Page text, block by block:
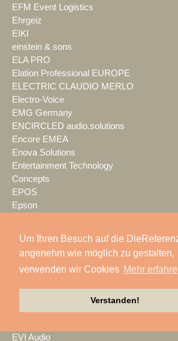
Um Ihren Besuch auf die
angenehm wie möglich zu gestalten,
verwenden wir Cookies Mehr
Verstanden!
EFM Event Logistics
Ehrgeiz
EIKI
einstein & sons
ELA PRO
Elation Professional EUROPE
ELECTRIC CLAUDIO MERLO
Electro-Voice
EMG Germany
ENCIRCLED audio.solutions
Encore EMEA
Enova Solutions
Entertainment Technology
Concepts
EPOS
Epson
Veranstaltungstechnik
event it AG
Event*Integrator
Eventworx
EVI Audio